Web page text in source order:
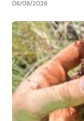
06/08/2026